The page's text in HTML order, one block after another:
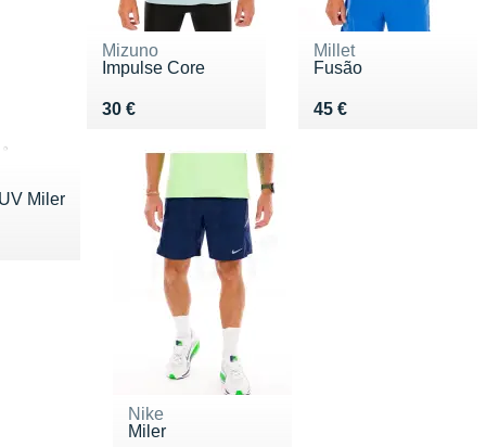
Mizuno
Impulse Core
30 €
Vendu 30 €
Millet
Fusão
45 €
Vendu 45 €
Miler
Nike
Miler